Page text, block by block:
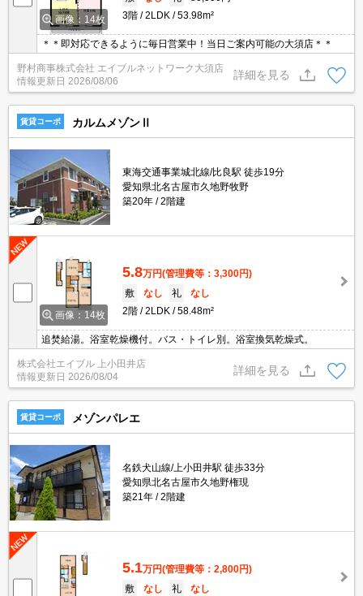
画像：14枚
3階
2LDK 53.98m²
＊＊即対応できるように毎日営業中！当日ご案内可能の大須店＊＊
野村商事株式会社 エイブルネットワーク大須店
情報更新日 2026/08/06
詳細を見る
賃貸コーポ カルムメゾンⅡ
東海交通事業城北線/比良駅 徒歩19分
愛知県北名古屋市久地野牧野
築20年
2階建
画像：14枚
5.8万円(管理費等：3,300円)
敷
なし 礼
なし
2階
2LDK 58.48m²
追焚給湯。浴室乾燥機付。バス・トイレ別。浴室換気乾燥式。
株式会社エイブル 上小田井店
情報更新日 2026/08/04
詳細を見る
賃貸コーポ メゾンパレエ
名鉄犬山線/上小田井駅 徒歩33分
愛知県北名古屋市久地野権現
築21年
2階建
5.1万円(管理費等：2,800円)
敷
なし 礼 なし